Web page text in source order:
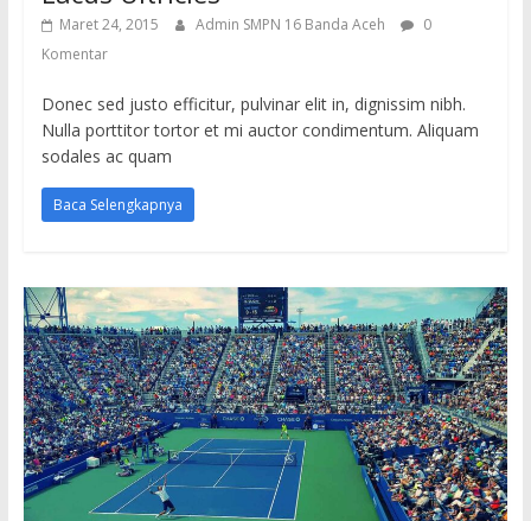
Maret 24, 2015 Admin SMPN 16 Banda Aceh
0
Komentar
Donec sed justo efficitur, pulvinar elit in, dignissim nibh.
Nulla porttitor tortor et mi auctor condimentum. Aliquam
sodales ac quam
Baca Selengkapnya